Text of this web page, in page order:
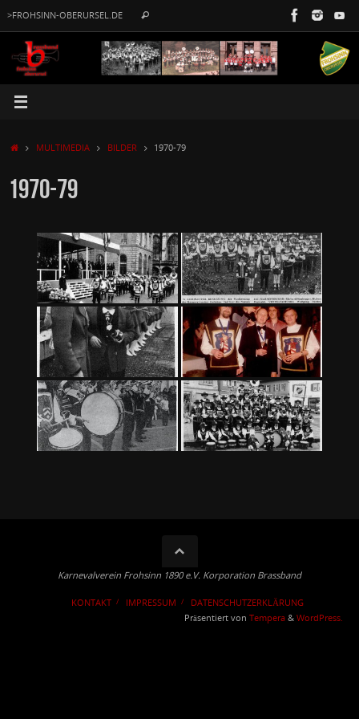
springen
>FROHSINN-OBERURSEL.DE Suchen
STARTMULTIMEDIA BILDER 1970-79
1970-79
Karnevalverein Frohsinn 1890 e.V. Korporation Brassband
KONTAKT IMPRESSUM
DATENSCHUTZERKLÄRUNG
Präsentiert von Tempera & WordPress.